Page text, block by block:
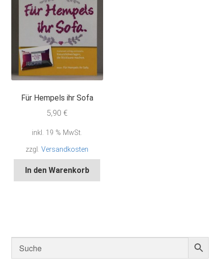
Für Hempels ihr Sofa
5,90 €
inkl. 19 % MwSt.
zzgl.Versandkosten
In den Warenkorb